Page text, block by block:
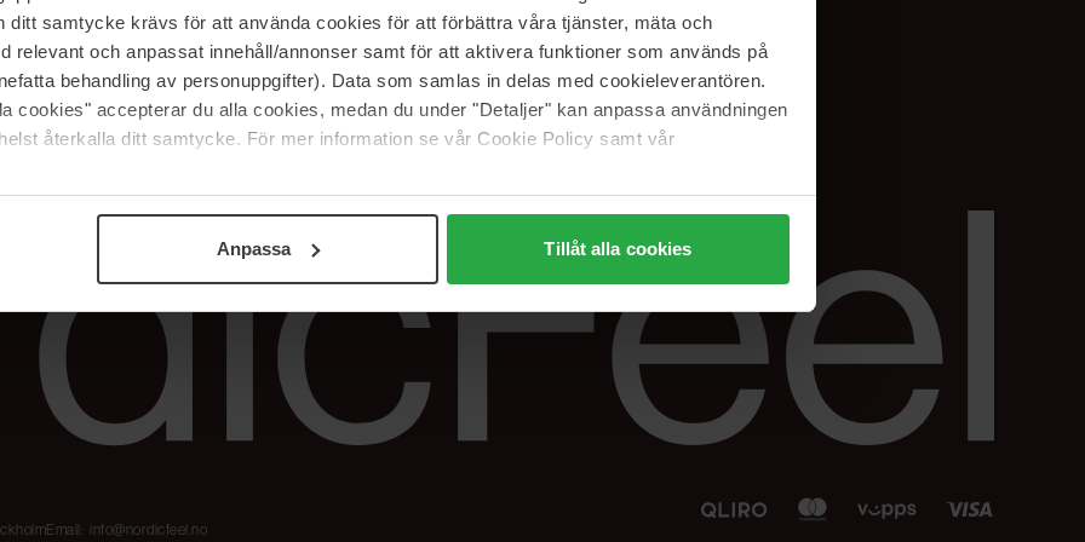
ditt samtycke krävs för att använda cookies för att förbättra våra tjänster, mäta och
relevant och anpassat innehåll/annonser samt för att aktivera funktioner som används på
behandling av personuppgifter). Data som samlas in delas med cookieleverantören.
cookies" accepterar du alla cookies, medan du under "Detaljer" kan anpassa användningen
återkalla ditt samtycke. För mer information se vår Cookie Policy samt vår
Anpassa Tillåt alla cookies
The Beauty Edit
Jobb hos oss
Samarbeidspartner
Spor bestillingen min
Retur og reklamasjon
Blush har blitt
Nordicfeel
Instagram
Linkedin
Email: info@nordicfeel.no